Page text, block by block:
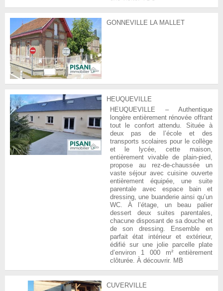
GONNEVILLE LA MALLET
HEUQUEVILLE
HEUQUEVILLE – Authentique
longère entièrement rénovée offrant
tout le confort attendu. Située à
deux pas de l’école et des
transports scolaires pour le collège
et le lycée, cette maison,
entièrement vivable de plain-pied,
propose au rez-de-chaussée un
vaste séjour avec cuisine ouverte
entièrement équipée, une suite
parentale avec espace bain et
dressing, une buanderie ainsi qu’un
WC. À l’étage, un beau palier
dessert deux suites parentales,
chacune disposant de sa douche et
de son dressing. Ensemble en
parfait état intérieur et extérieur,
édifié sur une jolie parcelle plate
d’environ 1 000 m² entièrement
clôturée. À découvrir. MB
CUVERVILLE